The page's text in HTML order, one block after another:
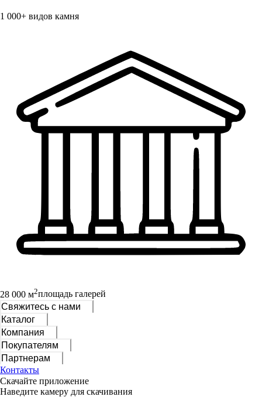
1 000+ видов камня
28 000 м2площадь галерей
Свяжитесь с нами
Каталог
Компания
Покупателям
Партнерам
Контакты
Скачайте приложение
Наведите камеру для скачивания